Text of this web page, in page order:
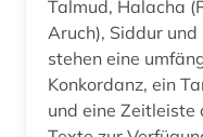
druckwerk (1)
Talmud, Halacha
Aruch), Siddur
stehen eine
Konkordanz, ein
und eine